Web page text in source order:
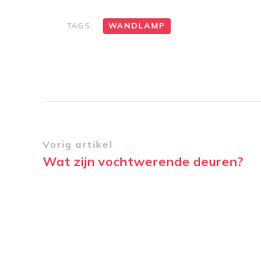
TAGS: WANDLAMP
Bericht
navigatie
Vorig artikel
Wat zijn vochtwerende deuren?